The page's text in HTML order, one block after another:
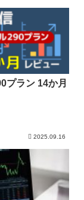
プラン 14か月
2025.09.16